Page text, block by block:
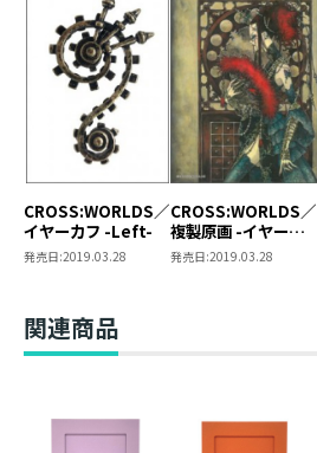
CROSS:WORLDS／
イヤーカフ -Left-
発売日:2019.03.28
CROSS:WORLDS／
複製原画 -イヤーカ
フデザイン-
発売日:2019.03.28
関連商品